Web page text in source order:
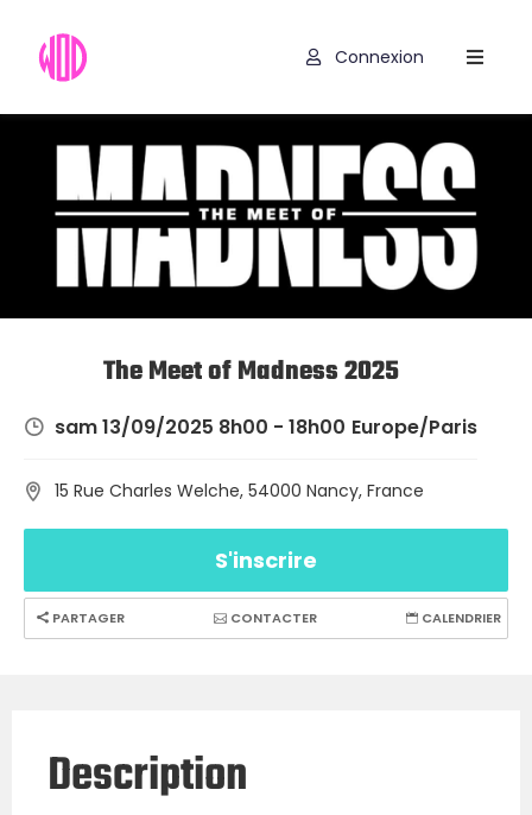
Programmes
Codes
Promo
Connexion
The Meet of Madness 2025
sam 13/09/2025 8h00 - 18h00 Europe/Paris
15 Rue Charles Welche, 54000 Nancy, France
S'inscrire
PARTAGER CONTACTER CALENDRIER
Description